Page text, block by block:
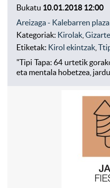
Bukatu 10.01.2018 12:00
Areizaga - Kalebarren
Kategoriak: Kirolak
Etiketak: Kirol ekintzak
"Tipi Tapa: 64 urtetik
eta mentala hobetzea,